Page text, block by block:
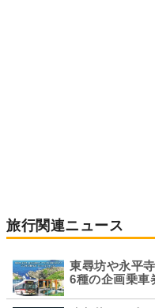
旅行関連ニュース
東尋坊や永平
6種の企画乗車